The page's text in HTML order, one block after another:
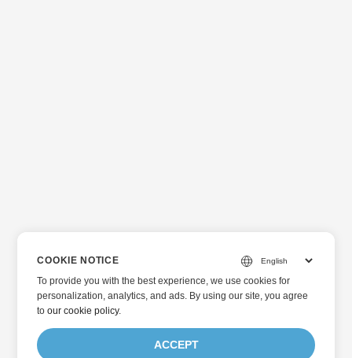
COOKIE NOTICE
To provide you with the best experience, we use cookies for
personalization, analytics, and ads. By using our site, you agree
toour cookie policy.
ACCEPT